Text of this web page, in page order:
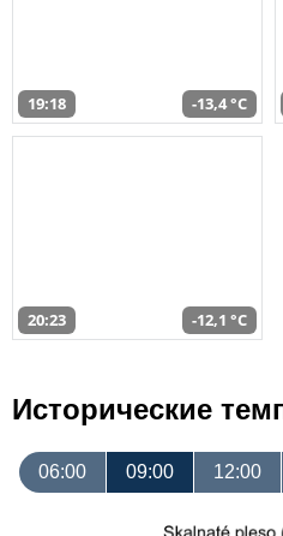
19:18 -13,4 °C
20:23 -12,1 °C
Исторические
06:00 09:00 12:00